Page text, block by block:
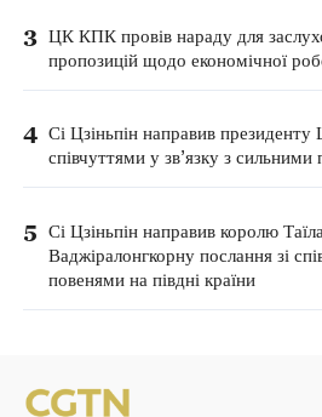
3 ЦК КПК провів нараду для
пропозицій щодо економічної
4 Сі Цзіньпін направив
співчуттями у зв’язку з
5 Сі Цзіньпін направив королю
Ваджіралонгкорну послання зі
повенями на півдні країни